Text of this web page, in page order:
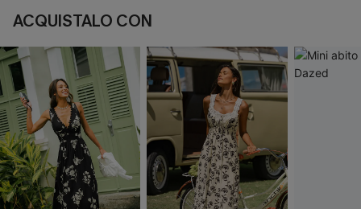
ACQUISTALO CON